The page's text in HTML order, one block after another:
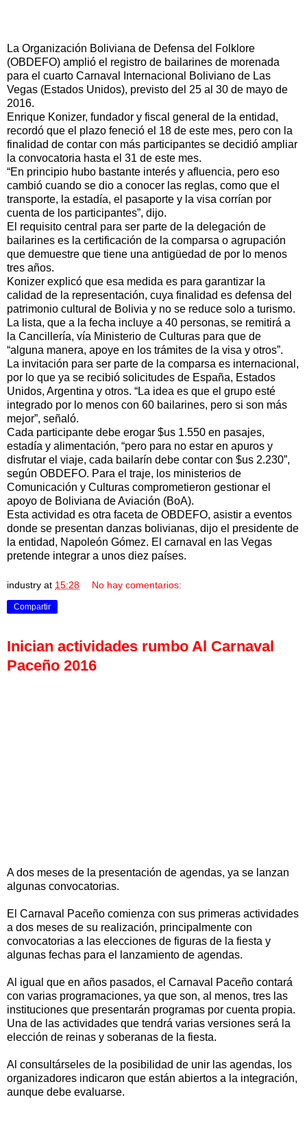
La Organización Boliviana de Defensa del Folklore
(OBDEFO) amplió el registro de bailarines de morenada
para el cuarto Carnaval Internacional Boliviano de Las
Vegas (Estados Unidos), previsto del 25 al 30 de mayo de
2016.
Enrique Konizer, fundador y fiscal general de la entidad,
recordó que el plazo feneció el 18 de este mes, pero con la
finalidad de contar con más participantes se decidió ampliar
la convocatoria hasta el 31 de este mes.
“En principio hubo bastante interés y afluencia, pero eso
cambió cuando se dio a conocer las reglas, como que el
transporte, la estadía, el pasaporte y la visa corrían por
cuenta de los participantes”, dijo.
El requisito central para ser parte de la delegación de
bailarines es la certificación de la comparsa o agrupación
que demuestre que tiene una antigüedad de por lo menos
tres años.
Konizer explicó que esa medida es para garantizar la
calidad de la representación, cuya finalidad es defensa del
patrimonio cultural de Bolivia y no se reduce solo a turismo.
La lista, que a la fecha incluye a 40 personas, se remitirá a
la Cancillería, vía Ministerio de Culturas para que de
“alguna manera, apoye en los trámites de la visa y otros”.
La invitación para ser parte de la comparsa es internacional,
por lo que ya se recibió solicitudes de España, Estados
Unidos, Argentina y otros. “La idea es que el grupo esté
integrado por lo menos con 60 bailarines, pero si son más
mejor”, señaló.
Cada participante debe erogar $us 1.550 en pasajes,
estadía y alimentación, “pero para no estar en apuros y
disfrutar el viaje, cada bailarín debe contar con $us 2.230”,
según OBDEFO. Para el traje, los ministerios de
Comunicación y Culturas comprometieron gestionar el
apoyo de Boliviana de Aviación (BoA).
Esta actividad es otra faceta de OBDEFO, asistir a eventos
donde se presentan danzas bolivianas, dijo el presidente de
la entidad, Napoleón Gómez. El carnaval en las Vegas
pretende integrar a unos diez países.
industry at 15:28 No hay comentarios:
Compartir
Inician actividades rumbo Al Carnaval
Paceño 2016
A dos meses de la presentación de agendas, ya se lanzan
algunas convocatorias.
El Carnaval Paceño comienza con sus primeras actividades
a dos meses de su realización, principalmente con
convocatorias a las elecciones de figuras de la fiesta y
algunas fechas para el lanzamiento de agendas.
Al igual que en años pasados, el Carnaval Paceño contará
con varias programaciones, ya que son, al menos, tres las
instituciones que presentarán programas por cuenta propia.
Una de las actividades que tendrá varias versiones será la
elección de reinas y soberanas de la fiesta.
Al consultárseles de la posibilidad de unir las agendas, los
organizadores indicaron que están abiertos a la integración,
aunque debe evaluarse.